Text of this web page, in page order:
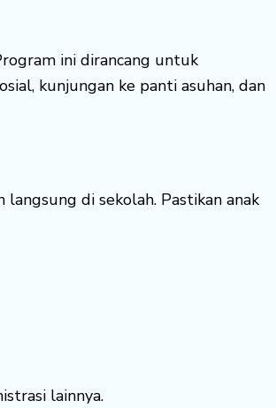
ini dirancang untuk
kunjungan ke panti asuhan, dan
di sekolah. Pastikan anak
lainnya.